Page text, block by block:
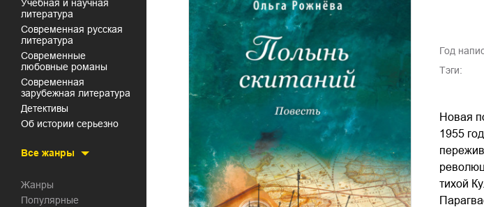
учебная и научная
литература
современная русская
литература
современные
любовные романы
современная
зарубежная литература
детективы
об истории серьезно
Все жанры
Жанры
Популярные
Год
Тэги:
Новая
1955
тихой